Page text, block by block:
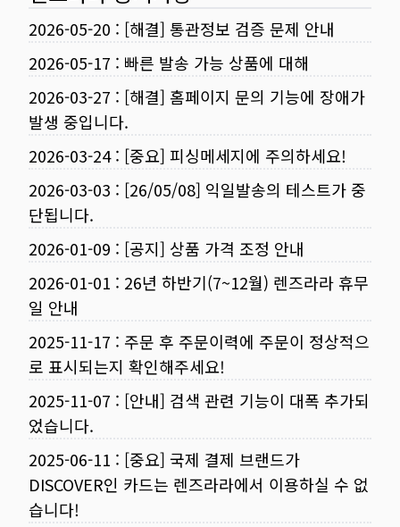
2026-05-20 : [해결] 통관정보 검증 문제 안내
2026-05-17 : 빠른 발송 가능 상품에 대해
2026-03-27 : [해결] 홈페이지 문의 기능에 장애가
발생 중입니다.
2026-03-24: [중요] 피싱메세지에 주의하세요!
2026-03-03 : [26/05/08] 익일발송의 테스트가 중
단됩니다.
2026-01-09 : [공지] 상품 가격 조정 안내
2026-01-01 : 26년 하반기(7~12월) 렌즈라라 휴무
일 안내
2025-11-17 : 주문 후 주문이력에 주문이 정상적으
로 표시되는지 확인해주세요!
2025-11-07 : [안내] 검색 관련 기능이 대폭 추가되
었습니다.
2025-06-11 : [중요] 국제 결제 브랜드가
DISCOVER인 카드는 렌즈라라에서 이용하실 수 없
습니다!